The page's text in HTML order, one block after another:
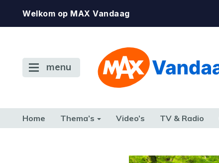
Welkom op MAX Vandaag
menu
Home Thema’s Video’s TV & Radio